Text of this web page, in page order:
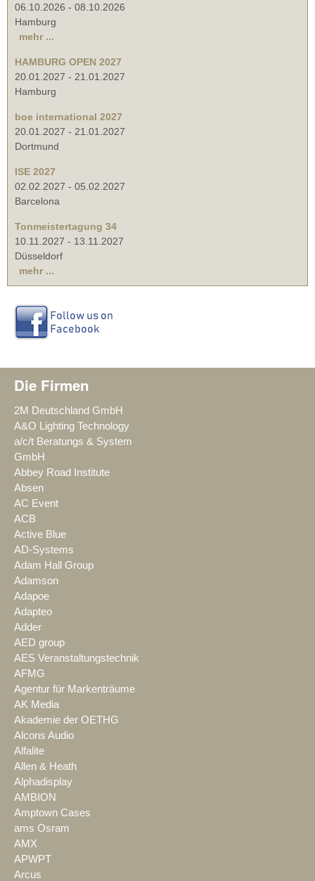
06.10.2026 - 08.10.2026
Hamburg
mehr ...
HAMBURG OPEN 2027
20.01.2027 - 21.01.2027
Hamburg
boe international 2027
20.01.2027 - 21.01.2027
Dortmund
ISE 2027
02.02.2027 - 05.02.2027
Barcelona
Tonmeistertagung 34
10.11.2027 - 13.11.2027
Düsseldorf
mehr ...
Die Firmen
2M Deutschland GmbH
A&O Lighting Technology
a/c/t Beratungs & System
GmbH
Abbey Road Institute
Absen
AC Event
ACB
Active Blue
AD-Systems
Adam Hall Group
Adamson
Adapoe
Adapteo
Adder
AED group
AES Veranstaltungstechnik
AFMG
Agentur für Markenträume
AK Media
Akademie der OETHG
Alcons Audio
Alfalite
Allen & Heath
Alphadisplay
AMBION
Amptown Cases
ams Osram
AMX
APWPT
Arcus